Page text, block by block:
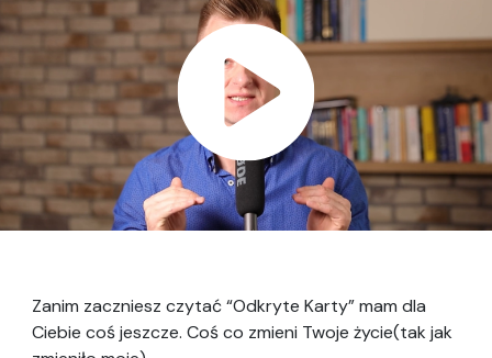
Zanim zaczniesz czytać “Odkryte Karty” mam dla
Ciebie coś jeszcze. Coś co zmieni Twoje życie(tak jak